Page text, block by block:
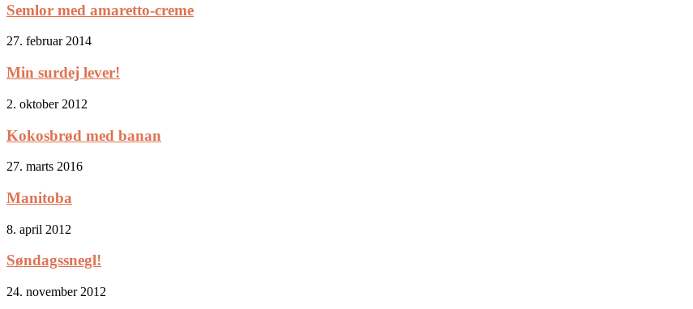
Semlor med amaretto-creme
27. februar 2014
Min surdej lever!
2. oktober 2012
Kokosbrød med banan
27. marts 2016
Manitoba
8. april 2012
Søndagssnegl!
24. november 2012